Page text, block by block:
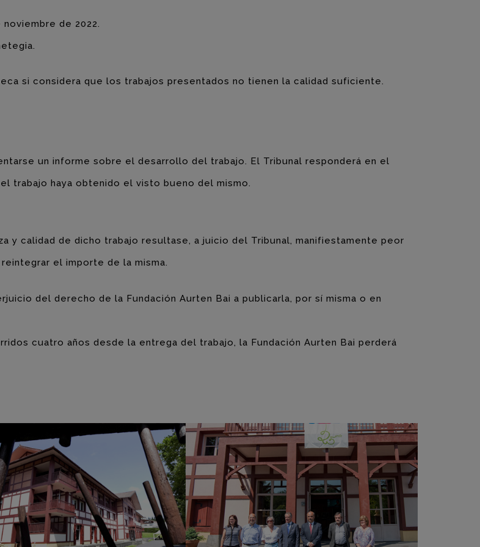
de 2022.
si considera que los trabajos presentados no tienen la calidad suficiente.
un informe sobre el desarrollo del trabajo. El Tribunal responderá en el
trabajo haya obtenido el visto bueno del mismo.
y calidad de dicho trabajo resultase, a juicio del Tribunal, manifiestamente peor
el importe de la misma.
del derecho de la Fundación Aurten Bai a publicarla, por sí misma o en
cuatro años desde la entrega del trabajo, la Fundación Aurten Bai perderá